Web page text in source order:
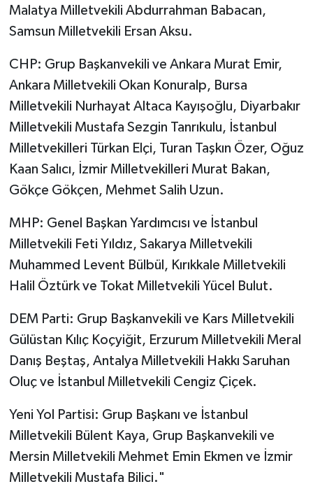
Malatya Milletvekili Abdurrahman Babacan,
Samsun Milletvekili Ersan Aksu.
CHP: Grup Başkanvekili ve Ankara Murat Emir,
Ankara Milletvekili Okan Konuralp, Bursa
Milletvekili Nurhayat Altaca Kayışoğlu, Diyarbakır
Milletvekili Mustafa Sezgin Tanrıkulu, İstanbul
Milletvekilleri Türkan Elçi, Turan Taşkın Özer, Oğuz
Kaan Salıcı, İzmir Milletvekilleri Murat Bakan,
Gökçe Gökçen, Mehmet Salih Uzun.
MHP: Genel Başkan Yardımcısı ve İstanbul
Milletvekili Feti Yıldız, Sakarya Milletvekili
Muhammed Levent Bülbül, Kırıkkale Milletvekili
Halil Öztürk ve Tokat Milletvekili Yücel Bulut.
DEM Parti: Grup Başkanvekili ve Kars Milletvekili
Gülüstan Kılıç Koçyiğit, Erzurum Milletvekili Meral
Danış Beştaş, Antalya Milletvekili Hakkı Saruhan
Oluç ve İstanbul Milletvekili Cengiz Çiçek.
Yeni Yol Partisi: Grup Başkanı ve İstanbul
Milletvekili Bülent Kaya, Grup Başkanvekili ve
Mersin Milletvekili Mehmet Emin Ekmen ve İzmir
Milletvekili Mustafa Bilici."